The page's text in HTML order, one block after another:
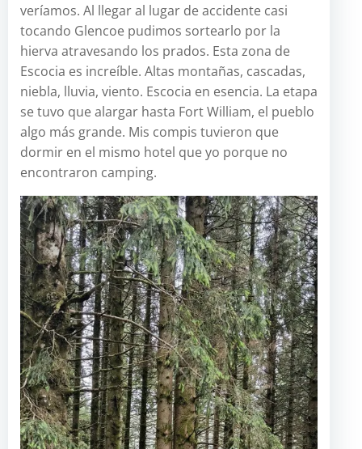
veríamos. Al llegar al lugar de accidente casi
tocando Glencoe pudimos sortearlo por la
hierva atravesando los prados. Esta zona de
Escocia es increíble. Altas montañas, cascadas,
niebla, lluvia, viento. Escocia en esencia. La etapa
se tuvo que alargar hasta Fort William, el pueblo
algo más grande. Mis compis tuvieron que
dormir en el mismo hotel que yo porque no
encontraron camping.